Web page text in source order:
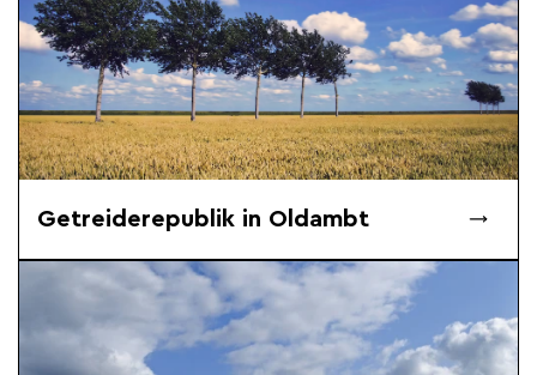
Getreiderepublik in Oldambt